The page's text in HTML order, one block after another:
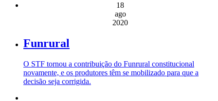
18
ago
2020
Funrural
O STF tornou a contribuição do Funrural constitucional
novamente, e os produtores têm se mobilizado para que a
decisão seja corrigida.